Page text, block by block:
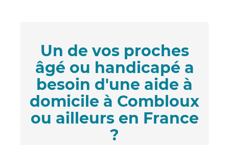
Un de vos proches
âgé ou handicapé a
besoin d'une aide à
domicile à Combloux
ou ailleurs en France
?